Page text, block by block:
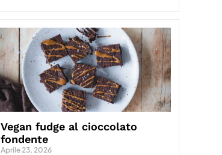
Vegan fudge al cioccolato
fondente
Aprile 23, 2026